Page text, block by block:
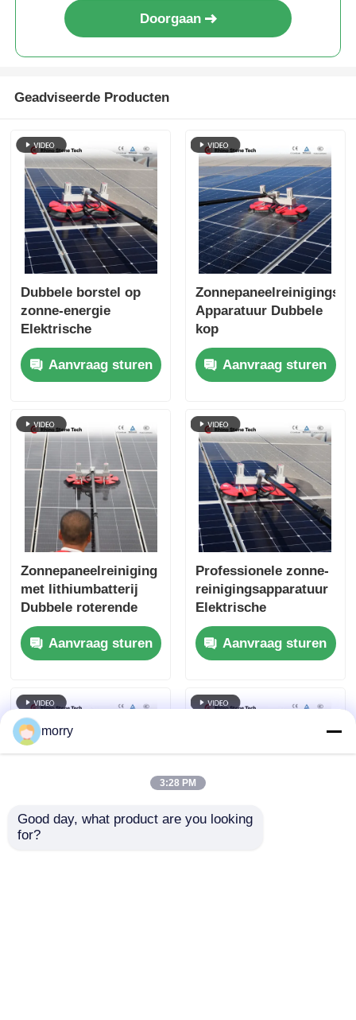
Doorgaan
Geadviseerde Producten
Dubbele borstel op
zonne-energie
Elektrische
fotovoltaïsche
modules
Reinigingsrobotborstel
voor het
reinigingssysteem
voor zonnepanelen
Aanvraag sturen
Apparatuur Dubbele
kop
Zonnepaneelreiniging
Roterende borstel
Aanvraag sturen
Zonnepaneelreiniging
met lithiumbatterij
Dubbele roterende
borstel en
telescopische paal
voor PV-systemen op
Aanvraag sturen
Professionele zonne-
reinigingsapparatuur
Elektrische
fotovoltaïsche
panelen Reiniging
Roterende borstel
Aanvraag sturen
morry
3:28 PM
Good day, what product are you looking
for?